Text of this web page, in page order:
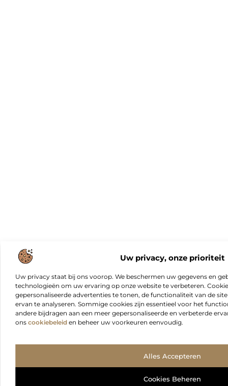
Uw privacy, onze prioriteit
Uw privacy staat bij ons voorop. We beschermen uw gegevens en
technologieën om uw ervaring op onze website te verbeteren.
gepersonaliseerde advertenties te tonen, de functionaliteit van de
ervan te analyseren. Sommige cookies zijn essentieel voor het
andere bijdragen aan een meer gepersonaliseerde en verbeterde
ons cookiebeleid en beheer uw voorkeuren eenvoudig.
Alles Accepteren
Cookies Beheren